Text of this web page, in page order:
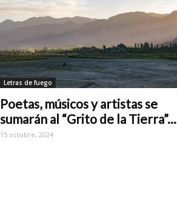
Letras de fuego
Poetas, músicos y artistas se
sumarán al “Grito de la Tierra”...
15 octubre, 2024